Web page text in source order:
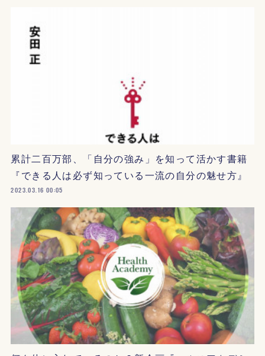
累計二百万部、「自分の強み」を知って活かす書籍
『できる人は必ず知っている一流の自分の魅せ方』
2023.03.16 00:05